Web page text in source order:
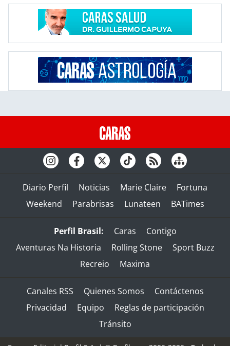
Diario Perfil Noticias Marie Claire
Fortuna
Weekend
Parabrisas Lunateen BATimes
Perfil Brasil: Caras
Contigo
Aventuras Na Historia
Rolling Stone
Sport Buzz
Recreio
Maxima
Canales RSS Quienes Somos
Contáctenos
Privacidad
Equipo
Reglas de participación
Tránsito